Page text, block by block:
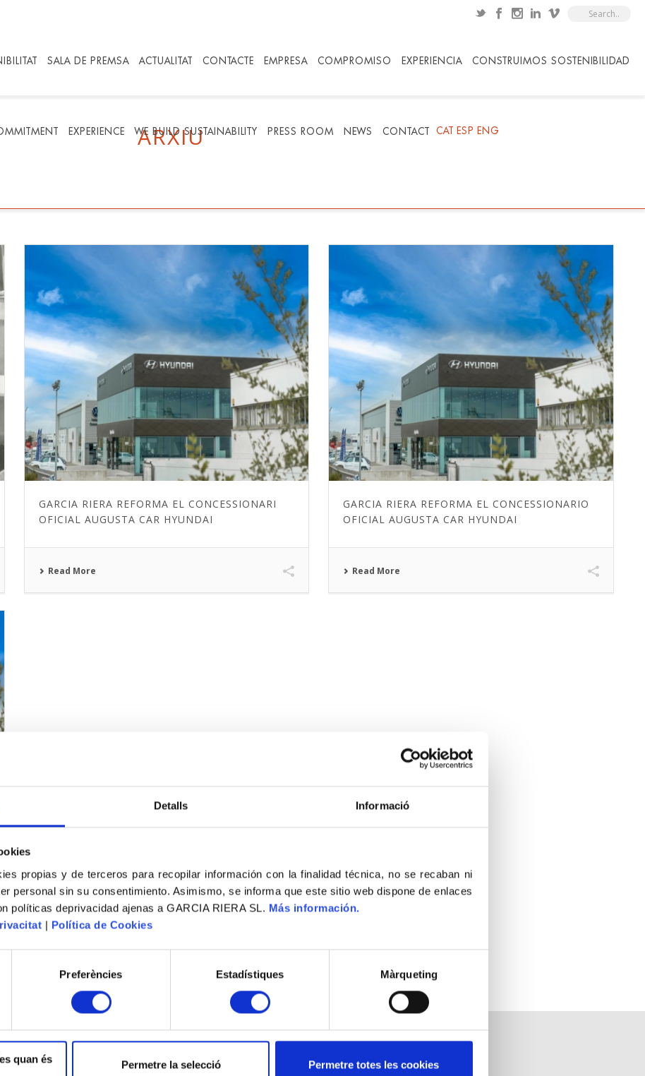
Detalls Informació
propias y de terceros para recopilar información con la finalidad técnica, no se recaban ni
personal sin su consentimiento. Asimismo, se informa que este sitio web dispone de enlaces
políticas deprivacidad ajenas a GARCIA RIERA SL. Más información.
| Política de Cookies
Preferències Estadístiques Màrqueting
quan és
Permetre la selecció Permetre totes les cookies
SALA DE PREMSA ACTUALITAT CONTACTE EMPRESA COMPROMISO EXPERIENCIA CONSTRUIMOS SOSTENIBILIDAD
EXPERIENCE WE BUILD SUSTAINABILITY PRESS ROOM NEWS CONTACT CAT ESP ENG
ARXIU
GARCIA RIERA REFORMA EL CONCESSIONARI
OFICIAL AUGUSTA CAR HYUNDAI
Read More
GARCIA RIERA REFORMA EL CONCESSIONARIO
OFICIAL AUGUSTA CAR HYUNDAI
Read More
MENÚ